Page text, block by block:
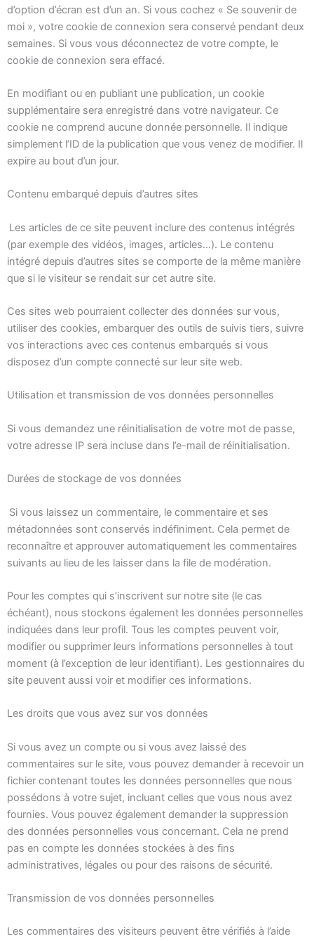
d’option d’écran est d’un an. Si vous cochez « Se souvenir de
moi », votre cookie de connexion sera conservé pendant deux
semaines. Si vous vous déconnectez de votre compte, le
cookie de connexion sera effacé.
En modifiant ou en publiant une publication, un cookie
supplémentaire sera enregistré dans votre navigateur. Ce
cookie ne comprend aucune donnée personnelle. Il indique
simplement l’ID de la publication que vous venez de modifier. Il
expire au bout d’un jour.
Contenu embarqué depuis d’autres sites
Les articles de ce site peuvent inclure des contenus intégrés
(par exemple des vidéos, images, articles…). Le contenu
intégré depuis d’autres sites se comporte de la même manière
que si le visiteur se rendait sur cet autre site.
Ces sites web pourraient collecter des données sur vous,
utiliser des cookies, embarquer des outils de suivis tiers, suivre
vos interactions avec ces contenus embarqués si vous
disposez d’un compte connecté sur leur site web.
Utilisation et transmission de vos données personnelles
Si vous demandez une réinitialisation de votre mot de passe,
votre adresse IP sera incluse dans l’e-mail de réinitialisation.
Durées de stockage de vos données
Si vous laissez un commentaire, le commentaire et ses
métadonnées sont conservés indéfiniment. Cela permet de
reconnaître et approuver automatiquement les commentaires
suivants au lieu de les laisser dans la file de modération.
Pour les comptes qui s’inscrivent sur notre site (le cas
échéant), nous stockons également les données personnelles
indiquées dans leur profil. Tous les comptes peuvent voir,
modifier ou supprimer leurs informations personnelles à tout
moment (à l’exception de leur identifiant). Les gestionnaires du
site peuvent aussi voir et modifier ces informations.
Les droits que vous avez sur vos données
Si vous avez un compte ou si vous avez laissé des
commentaires sur le site, vous pouvez demander à recevoir un
fichier contenant toutes les données personnelles que nous
possédons à votre sujet, incluant celles que vous nous avez
fournies. Vous pouvez également demander la suppression
des données personnelles vous concernant. Cela ne prend
pas en compte les données stockées à des fins
administratives, légales ou pour des raisons de sécurité.
Transmission de vos données personnelles
Les commentaires des visiteurs peuvent être vérifiés à l’aide